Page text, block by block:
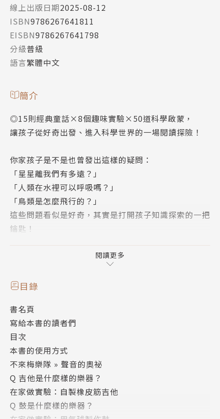
線上出版日期2025-08-12
ISBN9786267641811
EISBN9786267641798
分級普級
語言繁體中文
簡介
◎15則經典童話×8個趣味實驗×50道科學啟蒙，
讓孩子從好奇出發、進入科學世界的一場閱讀探險！
你家孩子是不是也曾發出這樣的疑問：
「星星離我們有多遠？」
「人類在水裡可以呼吸嗎？」
「鳥類是怎麼飛行的？」
這些問題看似是好奇，其實是打開孩子知識探索的一把
鑰匙！
本書由東京理科大學教授川村康文、教育專家小林尚美
與兒童文藝獎得主北川千春共同設計，
以經典童話為起點，引導孩子解開多元謎題、探索背後
搭配在家就可操作的小實驗，讓閱讀故事不只有品格教
養，
還能啟發孩子的科學邏輯力，讓學習變得更生動有趣！
◎涵蓋聲音、天氣、動植物、宇宙、建築等自然核心領
域，
結合想像、理性與實作的STEAM跨界讀物！
閱讀更多
目錄
書名頁
寫給本書的讀者們
目次
本書的使用方式
不來梅樂隊 » 聲音的奧祕
Q 吉他是什麼樣的樂器？
在家做實驗：自製橡皮筋吉他
Q 鼓是什麼樣的樂器？